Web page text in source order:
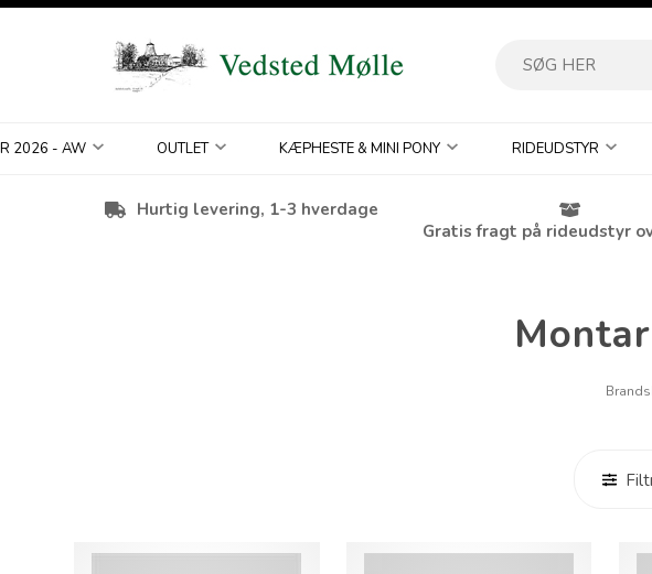
2026 - AW OUTLET KÆPHESTE & MINI PONY RIDEUDSTYR
Hurtig levering, 1-3 hverdage
Gratis fragt på rideudstyr
Brands